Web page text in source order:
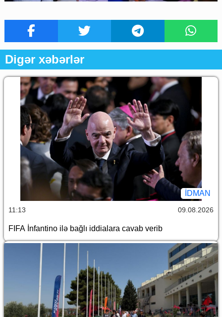
Digər xəbərlər
İDMAN
11:13 09.08.2026
FIFA İnfantino ilə bağlı iddialara cavab verib